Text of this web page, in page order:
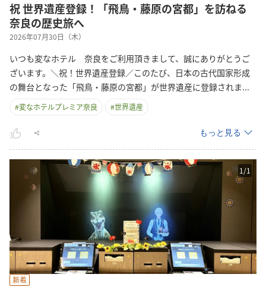
祝 世界遺産登録！「飛鳥・藤原の宮都」を訪ねる
奈良の歴史旅へ
2026年07月30日（木）
いつも変なホテル 奈良をご利用頂きまして、誠にありがとうご
ざいます。＼祝！世界遺産登録／このたび、日本の古代国家形成
の舞台となった「飛鳥・藤原の宮都」が世界遺産に登録されま...
#変なホテルプレミア奈良 #世界遺産
もっと見る
1/1
新着